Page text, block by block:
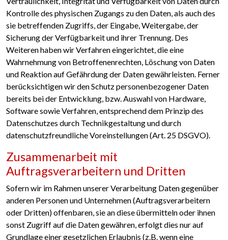
Kontrolle des physischen Zugangs zu den Daten, als auch des
sie betreffenden Zugriffs, der Eingabe, Weitergabe, der
Sicherung der Verfügbarkeit und ihrer Trennung. Des
Weiteren haben wir Verfahren eingerichtet, die eine
Wahrnehmung von Betroffenenrechten, Löschung von Daten
und Reaktion auf Gefährdung der Daten gewährleisten. Ferner
berücksichtigen wir den Schutz personenbezogener Daten
bereits bei der Entwicklung, bzw. Auswahl von Hardware,
Software sowie Verfahren, entsprechend dem Prinzip des
Datenschutzes durch Technikgestaltung und durch
datenschutzfreundliche Voreinstellungen (Art. 25 DSGVO).
Zusammenarbeit mit
Auftragsverarbeitern und Dritten
Sofern wir im Rahmen unserer Verarbeitung Daten gegenüber
anderen Personen und Unternehmen (Auftragsverarbeitern
oder Dritten) offenbaren, sie an diese übermitteln oder ihnen
sonst Zugriff auf die Daten gewähren, erfolgt dies nur auf
Grundlage einer gesetzlichen Erlaubnis (z.B. wenn eine